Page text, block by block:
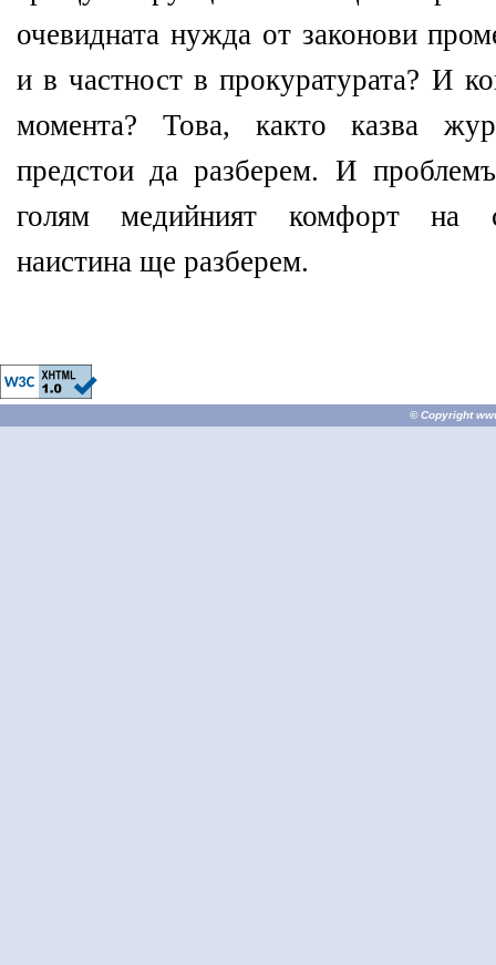
очевидната нужда от законови
и в частност в прокуратурата? И
момента? Това, както казва
предстои да разберем. И
голям медийният комфорт на
наистина ще разберем.
© Copyright